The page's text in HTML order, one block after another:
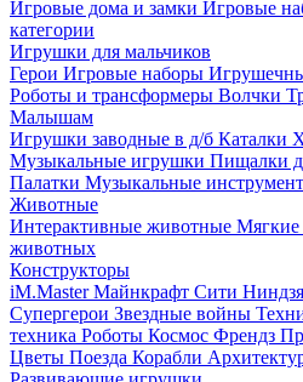
Игровые дома и замки Игровые
категории
Игрушки для мальчиков
Герои Игровые наборы
Роботы и трансформеры Волчки
Малышам
Игрушки заводные в д/б Каталки
Музыкальные игрушки Пищалки
Палатки Музыкальные
Животные
Интерактивные животные
животных
Конструкторы
iM.Master Майнкрафт Сити
Супергерои Звездные войны
техника Роботы Космос Френдз
Цветы Поезда Корабли